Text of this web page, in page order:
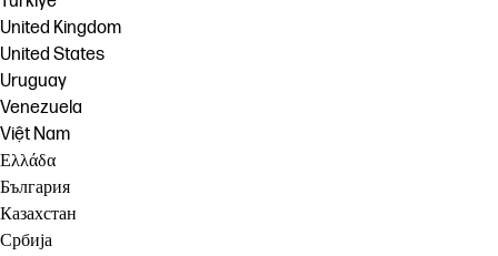
United Kingdom
United States
Uruguay
Venezuela
Việt Nam
Ελλάδα
България
Казахстан
Србија